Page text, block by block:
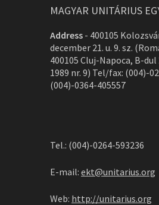
MAGYAR UNITÁRIUS
Address - 400105
december 21. u. 9. sz.
400105 Cluj-Napoca, B-
1989 nr. 9) Tel/fax: (004)-
(004)-0364-405557
Tel.: (004)-0264-593236
E-mail: ekt@unitarius.org
Web: http://unitarius.org